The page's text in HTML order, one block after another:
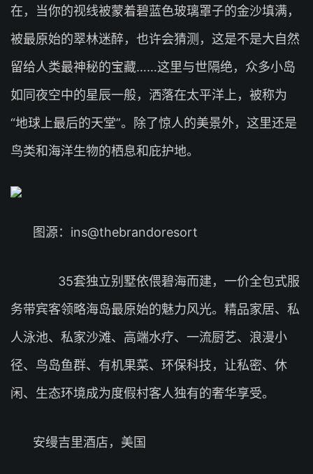
在，当你的视线被蒙着碧蓝色玻璃罩子的金沙填满，
被最原始的翠林迷醉，也许会猜测，这是不是大自然
留给人类最神秘的宝藏……这里与世隔绝，众多小岛
如同夜空中的星辰一般，洒落在太平洋上，被称为
“地球上最后的天堂”。除了惊人的美景外，这里还是
鸟类和海洋生物的栖息和庇护地。
图源：ins@thebrandoresort
35套独立别墅依偎碧海而建，一价全包式服
务带宾客领略海岛最原始的魅力风光。精品家居、私
人泳池、私家沙滩、高端水疗、一流厨艺、浪漫小
径、鸟岛鱼群、有机果菜、环保科技，让私密、休
闲、生态环境成为度假村客人独有的奢华享受。
安缦吉里酒店，美国